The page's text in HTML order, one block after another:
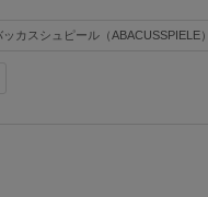
ッカスシュピール（ABACUSSPIELE）